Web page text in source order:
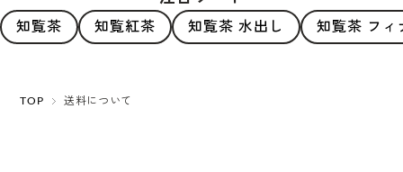
知覧茶 知覧紅茶 知覧茶 水出し 知覧茶 フィ
TOP 送料について